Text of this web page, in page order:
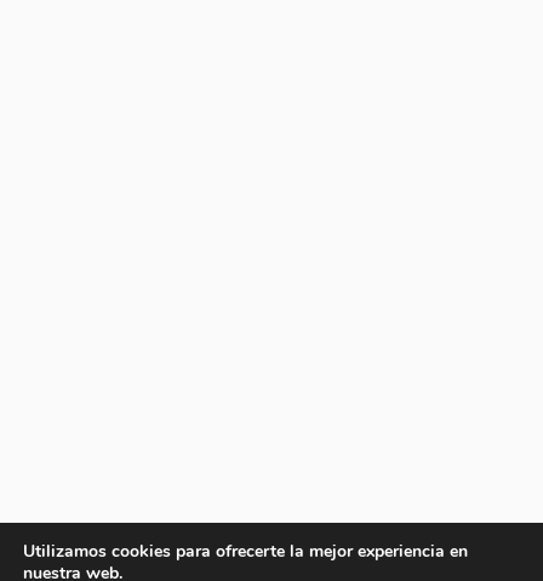
Utilizamos cookies para ofrecerte la mejor experiencia en
nuestra web.